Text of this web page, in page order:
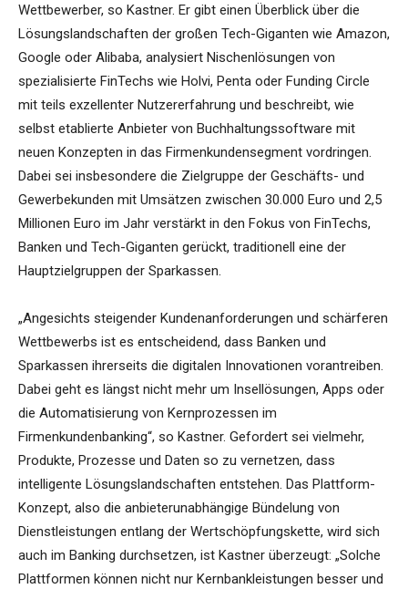
Wettbewerber, so Kastner. Er gibt einen Überblick über die
Lösungslandschaften der großen Tech-Giganten wie Amazon,
Google oder Alibaba, analysiert Nischenlösungen von
spezialisierte FinTechs wie Holvi, Penta oder Funding Circle
mit teils exzellenter Nutzererfahrung und beschreibt, wie
selbst etablierte Anbieter von Buchhaltungssoftware mit
neuen Konzepten in das Firmenkundensegment vordringen.
Dabei sei insbesondere die Zielgruppe der Geschäfts- und
Gewerbekunden mit Umsätzen zwischen 30.000 Euro und 2,5
Millionen Euro im Jahr verstärkt in den Fokus von FinTechs,
Banken und Tech-Giganten gerückt, traditionell eine der
Hauptzielgruppen der Sparkassen.
„Angesichts steigender Kundenanforderungen und schärferen
Wettbewerbs ist es entscheidend, dass Banken und
Sparkassen ihrerseits die digitalen Innovationen vorantreiben.
Dabei geht es längst nicht mehr um Insellösungen, Apps oder
die Automatisierung von Kernprozessen im
Firmenkundenbanking“, so Kastner. Gefordert sei vielmehr,
Produkte, Prozesse und Daten so zu vernetzen, dass
intelligente Lösungslandschaften entstehen. Das Plattform-
Konzept, also die anbieterunabhängige Bündelung von
Dienstleistungen entlang der Wertschöpfungskette, wird sich
auch im Banking durchsetzen, ist Kastner überzeugt: „Solche
Plattformen können nicht nur Kernbankleistungen besser und